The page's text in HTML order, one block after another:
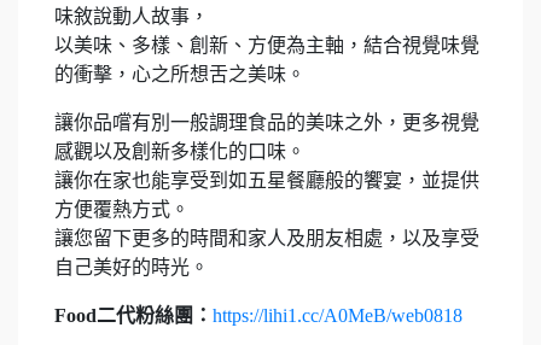
味敘說動人故事，
以美味、多樣、創新、方便為主軸，結合視覺味覺
的衝擊，心之所想舌之美味。
讓你品嚐有別一般調理食品的美味之外，更多視覺
感觀以及創新多樣化的口味。
讓你在家也能享受到如五星餐廳般的饗宴，並提供
方便覆熱方式。
讓您留下更多的時間和家人及朋友相處，以及享受
自己美好的時光。
Food二代粉絲團： https://lihi1.cc/A0MeB/web0818